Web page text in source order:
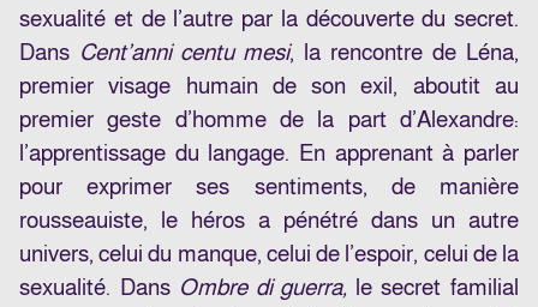
sexualité et de l’autre par la découverte du secret.
Dans Cent’anni centu mesi, la rencontre de Léna,
premier visage humain de son exil, aboutit au
premier geste d’homme de la part d’Alexandre:
l’apprentissage du langage. En apprenant à parler
pour exprimer ses sentiments, de manière
rousseauiste, le héros a pénétré dans un autre
univers, celui du manque, celui de l’espoir, celui de la
sexualité. Dans Ombre di guerra, le secret familial